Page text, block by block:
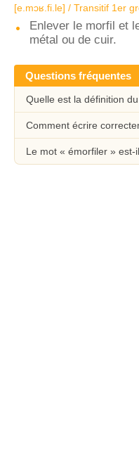
[e.mɔʁ.fi.le] / Transitif 1er
Enlever le morfil et
métal ou de cuir.
Questions fréquentes
Quelle est la définition
Comment écrire
Le mot « émorfiler »